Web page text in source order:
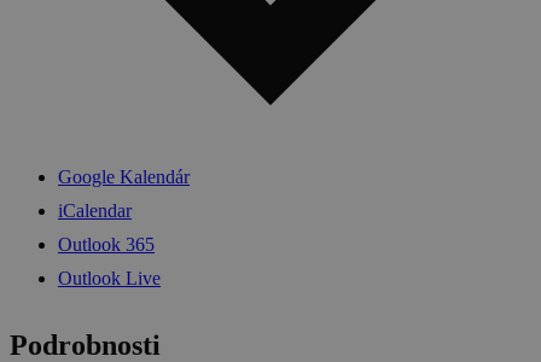
Google Kalendár
iCalendar
Outlook 365
Outlook Live
Podrobnosti